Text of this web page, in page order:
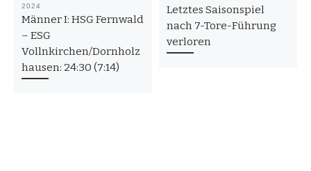
2024
Männer I: HSG Fernwald
– ESG
Vollnkirchen/Dornholz
hausen: 24:30 (7:14)
Letztes Saisonspiel
nach 7-Tore-Führung
verloren